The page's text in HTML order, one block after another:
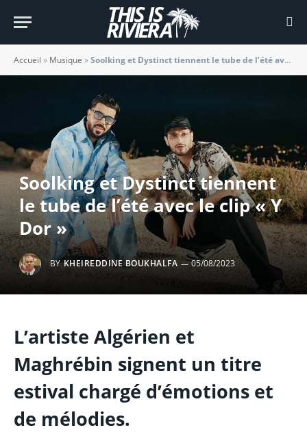
Accueil » Musique »Soolking et Dystinct tiennent le tube de l’été avec le clip « Y Dor »
Soolking et Dystinct tiennent
le tube de l’été avec le clip « Y
Dor »
BY KHEIREDDINE BOUKHALFA 05/08/2023
L’artiste Algérien et
Maghrébin signent un titre
estival chargé d’émotions et
de mélodies.